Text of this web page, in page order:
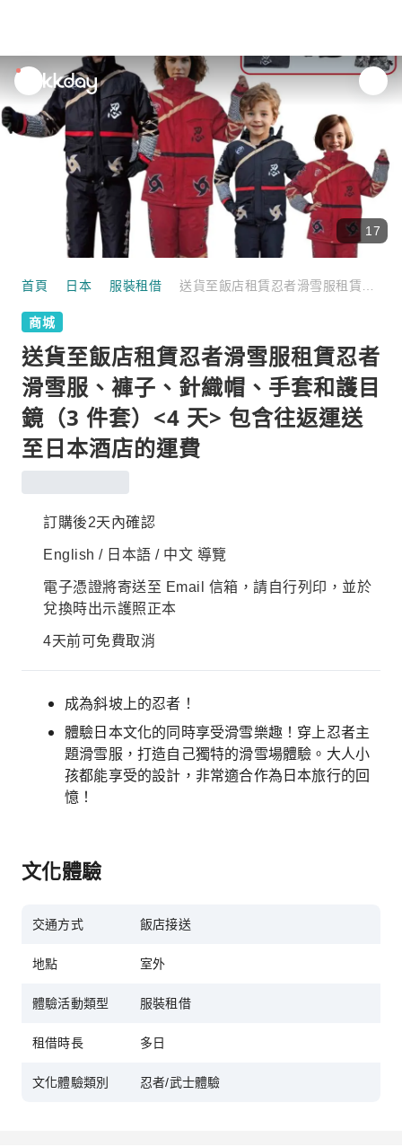
unread
notifications
17
首頁 日本 服裝租借
商城
送貨至飯店租賃忍者滑雪服租賃忍者
滑雪服、褲子、針織帽、手套和護目
鏡（3 件套）<4 天> 包含往返運送
至日本酒店的運費
訂購後2天內確認
English / 日本語 / 中文 導覽
電子憑證將寄送至 Email 信箱，請自行列印，並於
兌換時出示護照正本
4天前可免費取消
成為斜坡上的忍者！
體驗日本文化的同時享受滑雪樂趣！穿上忍者主
題滑雪服，打造自己獨特的滑雪場體驗。大人小
孩都能享受的設計，非常適合作為日本旅行的回
憶！
文化體驗
交通方式 飯店接送
地點 室外
體驗活動類型 服裝租借
租借時長 多日
文化體驗類別 忍者/武士體驗